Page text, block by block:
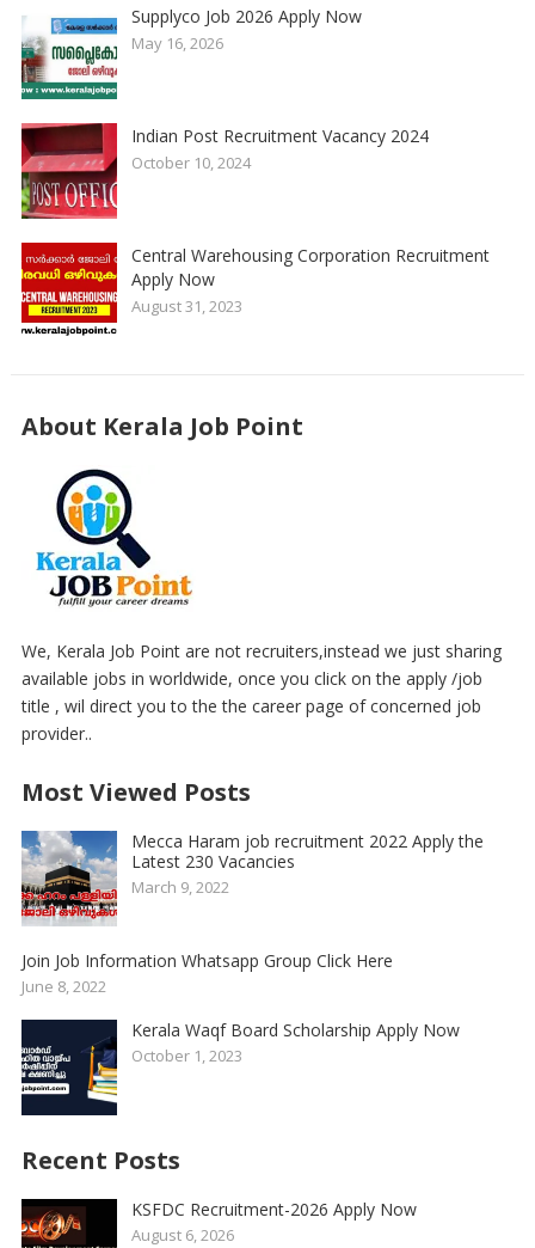
Supplyco Job 2026 Apply Now
May 16, 2026
Indian Post Recruitment Vacancy 2024
October 10, 2024
Central Warehousing Corporation Recruitment
Apply Now
August 31, 2023
About Kerala Job Point
We, Kerala Job Point are not recruiters,instead we just sharing
available jobs in worldwide, once you click on the apply /job
title , wil direct you to the the career page of concerned job
provider..
Most Viewed Posts
Mecca Haram job recruitment 2022 Apply the
Latest 230 Vacancies
March 9, 2022
Join Job Information Whatsapp Group Click Here
June 8, 2022
Kerala Waqf Board Scholarship Apply Now
October 1, 2023
Recent Posts
KSFDC Recruitment-2026 Apply Now
August 6, 2026